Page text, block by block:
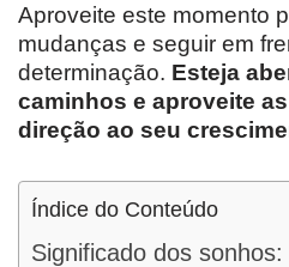
Aproveite este momento
mudanças e seguir em
determinação. Esteja
caminhos e aproveite
direção ao seu
Índice do Conteúdo
Significado dos